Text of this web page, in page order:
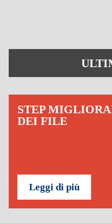
STEP
DEI FILE
Leggi di più